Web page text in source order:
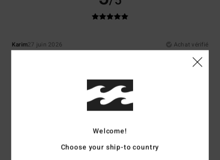
Karim27 juin 2026
Achat vérifié
Très satisfait
Matière: 5
Je recommande ce produit
5/5
Welcome!
Choose your ship-to country